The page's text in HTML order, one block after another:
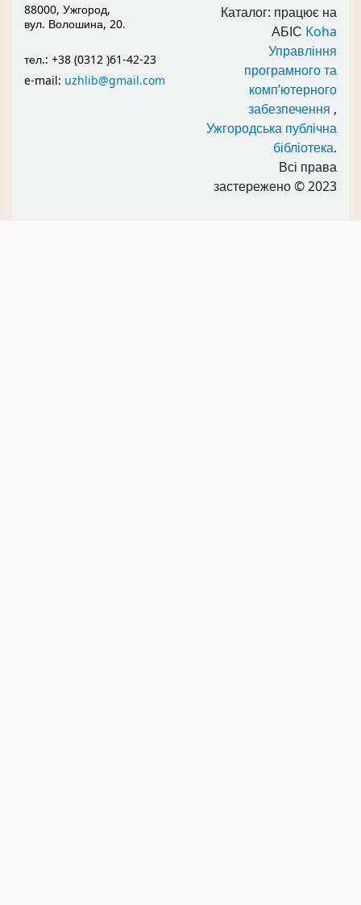
88000, Ужгород,
вул. Волошина, 20.
тел.: +38 (0312 )61-42-23
e-mail: uzhlib@gmail.com
Каталог: працює на
АБІС Koha
Управління
програмного та
комп’ютерного
забезпечення ,
Ужгородська публічна
бібліотека.
Всі права
застережено© 2023